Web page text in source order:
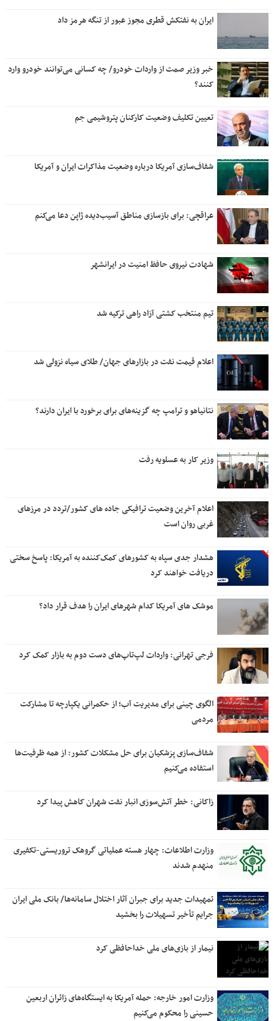
ایران به نفتکش قطری مجوز عبور از تنگه هرمز داد
خبر وزیر صمت از واردات خودرو/ چه کسانی می‌توانند خودرو وارد
کنند؟
تعیین تکلیف وضعیت کارکنان پتروشیمی جم
شفاف‌سازی آمریکا درباره وضعیت مذاکرات ایران و آمریکا
عراقچی: برای بازسازی مناطق آسیب‌دیده ژاپن دعا می‌کنم
شهادت نیروی حافظ امنیت در ایرانشهر
تیم منتخب کشتی آزاد راهی ترکیه شد
اعلام قیمت نفت در بازارهای جهان/ طلای سیاه نزولی شد
نتانیاهو و ترامپ چه گزینه‌های برای برخورد با ایران دارند؟
وزیر کار به عسلویه رفت
اعلام آخرین وضعیت ترافیکی جاده های کشور/تردد در مرزهای
غربی روان است
هشدار جدی سپاه به کشورهای کمک‌کننده به آمریکا: پاسخ سختی
دریافت خواهند کرد
موشک های آمریکا کدام شهرهای ایران را هدف قرار داد؟
فرجی تهرانی: واردات لپ‌تاپ‌های دست دوم به بازار کمک کرد
الگوی چینی برای مدیریت آب؛ از حکمرانی یکپارچه تا مشارکت
مردمی
شفاف‌سازی پزشکیان برای حل مشکلات کشور: از همه ظرفیت‌ها
استفاده می‌کنیم
زاکانی: خطر آتش‌سوزی انبار نفت شهران کاهش پیدا کرد
وزارت اطلاعات: چهار هسته‌ عملیاتی گروهک‌ تروریستی-تکفیری
منهدم شدند
تمهیدات جدید برای جبران آثار اختلال سامانه‌ها/ بانک ملی ایران
جرایم تأخیر تسهیلات را بخشید
نیمار از بازی‌های ملی خداحافظی کرد
وزارت امور خارجه: حمله آمریکا به ایستگاه‌های زائران اربعین
حسینی را محکوم می‌کنیم